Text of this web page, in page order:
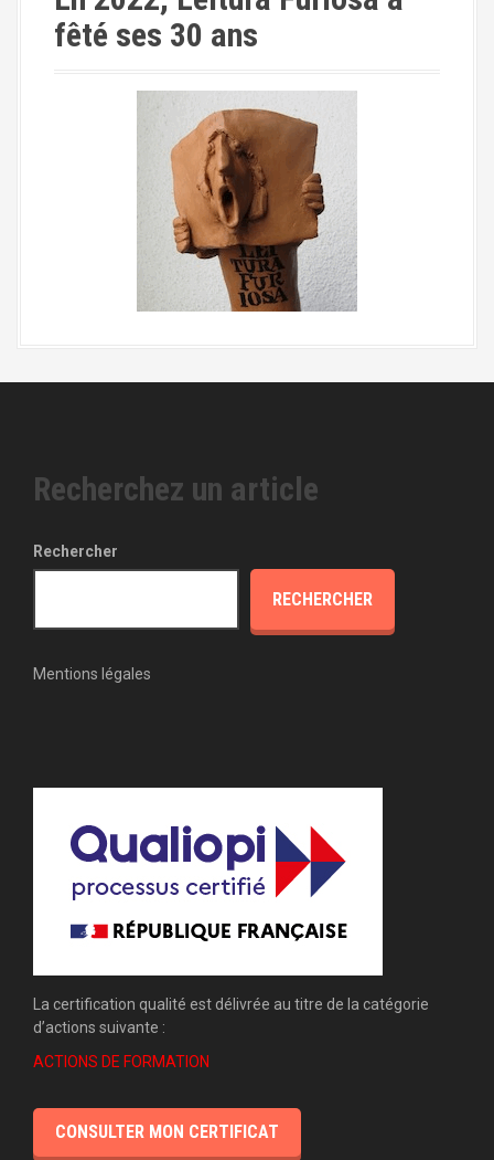
fêté ses 30 ans
Recherchez un article
Rechercher
RECHERCHER
Mentions légales
La certification qualité est délivrée au titre de la catégorie
d’actions suivante :
ACTIONS DE FORMATION
CONSULTER MON CERTIFICAT